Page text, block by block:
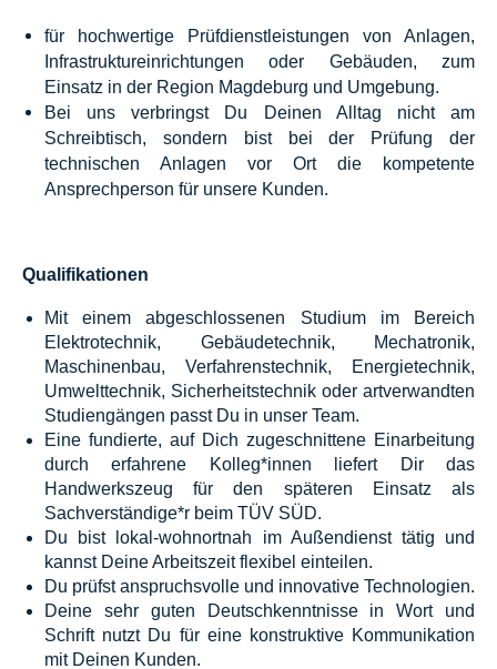
für hochwertige Prüfdienstleistungen von Anlagen,
Infrastruktureinrichtungen oder Gebäuden, zum
Einsatz in der Region Magdeburg und Umgebung.
Bei uns verbringst Du Deinen Alltag nicht am
Schreibtisch, sondern bist bei der Prüfung der
technischen Anlagen vor Ort die kompetente
Ansprechperson für unsere Kunden.
Qualifikationen
Mit einem abgeschlossenen Studium im Bereich
Elektrotechnik, Gebäudetechnik, Mechatronik,
Maschinenbau, Verfahrenstechnik, Energietechnik,
Umwelttechnik, Sicherheitstechnik oder artverwandten
Studiengängen passt Du in unser Team.
Eine fundierte, auf Dich zugeschnittene Einarbeitung
durch erfahrene Kolleg*innen liefert Dir das
Handwerkszeug für den späteren Einsatz als
Sachverständige*r beim TÜV SÜD.
Du bist lokal-wohnortnah im Außendienst tätig und
kannst Deine Arbeitszeit flexibel einteilen.
Du prüfst anspruchsvolle und innovative Technologien.
Deine sehr guten Deutschkenntnisse in Wort und
Schrift nutzt Du für eine konstruktive Kommunikation
mit Deinen Kunden.